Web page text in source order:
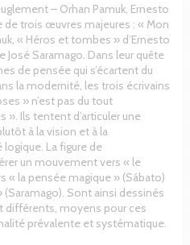
– Orhan Pamuk, Ernesto
de trois œuvres majeures : « Mon
« Héros et tombes » d’Ernesto
José Saramago. Dans leur quête
de pensée qui s’écartent du
la modernité, les trois écrivains
» n’est pas du tout
». Ils tentent d’articuler une
à la vision et à la
logique. La figure de
un mouvement vers « le
« la pensée magique » (Sábato)
Sont ainsi dessinés
moyens pour ces
prévalente et systématique.